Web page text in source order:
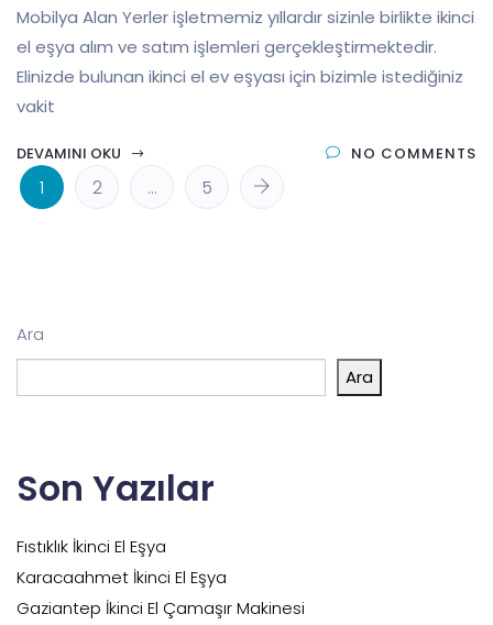
Mobilya Alan Yerler işletmemiz yıllardır sizinle birlikte ikinci
el eşya alım ve satım işlemleri gerçekleştirmektedir.
Elinizde bulunan ikinci el ev eşyası için bizimle istediğiniz
vakit
DEVAMINI OKU NO COMMENTS
1 2 … 5
Ara
Ara
Son Yazılar
Fıstıklık İkinci El Eşya
Karacaahmet İkinci El Eşya
Gaziantep İkinci El Çamaşır Makinesi